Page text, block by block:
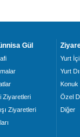
Gül
Ziyaretleri
Ziyaretleri
Yurt İçi
Yurt
Konuk
Özel
Diğer